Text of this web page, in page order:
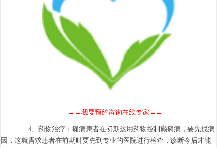
→→我要预约咨询在线专家←←
4、药物治疗：痫病患者在初期运用药物控制癫痫病，要先找病
因，这就需求患者在前期时要先到专业的医院进行检查，诊断今后才能